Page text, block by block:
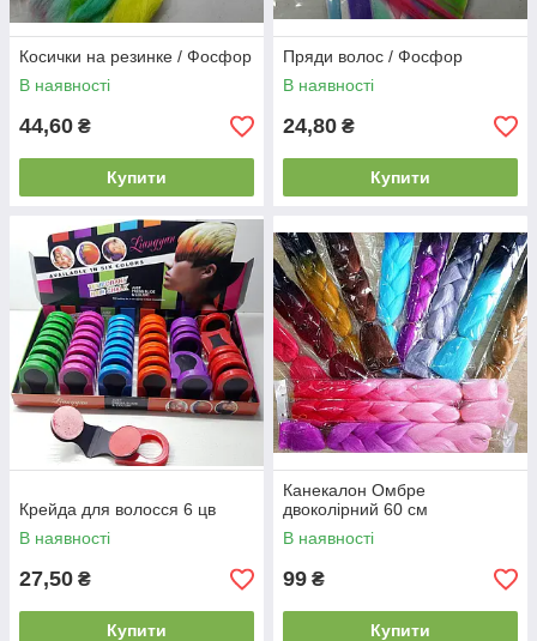
Косички на резинке / Фосфор
В наявності
44,60 ₴
Купити
Пряди волос / Фосфор
В наявності
24,80 ₴
Купити
Крейда для волосся 6 цв
В наявності
27,50 ₴
Купити
Канекалон Омбре
двоколірний 60 см
В наявності
99 ₴
Купити